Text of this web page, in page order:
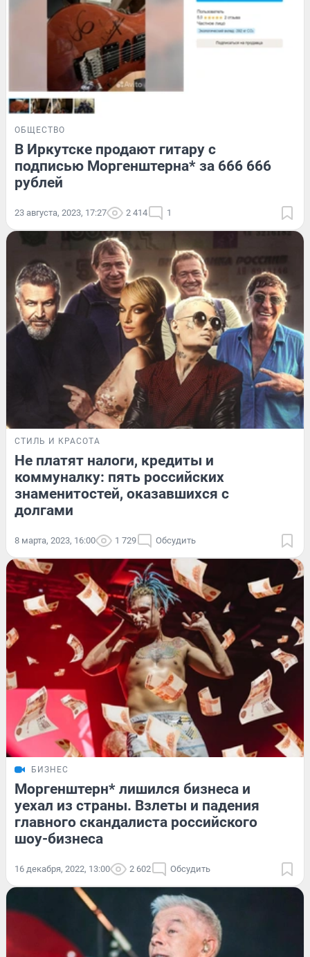
ОБЩЕСТВО
В Иркутске продают гитару с
подписью Моргенштерна* за 666 666
рублей
23 августа, 2023, 17:27 2 414 1
СТИЛЬ И КРАСОТА
Не платят налоги, кредиты и
коммуналку: пять российских
знаменитостей, оказавшихся с
долгами
8 марта, 2023, 16:00 1 729 Обсудить
БИЗНЕС
Моргенштерн* лишился бизнеса и
уехал из страны. Взлеты и падения
главного скандалиста российского
шоу-бизнеса
16 декабря, 2022, 13:00 2 602 Обсудить